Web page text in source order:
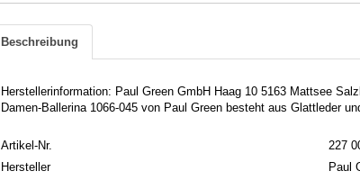
Beschreibung
Herstellerinformation: Paul Green GmbH Haag 10 5163 Mattsee
Damen-Ballerina 1066-045 von Paul Green besteht aus Glattleder
Artikel-Nr.
227
Hersteller
Paul